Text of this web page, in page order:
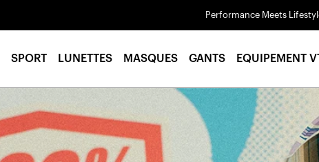
Performance Meets
SPORT LUNETTES MASQUES GANTS EQUIPEMENT